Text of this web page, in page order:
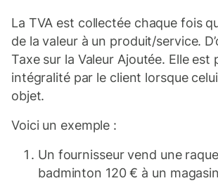
La TVA est collectée chaque fois
de la valeur à un produit/service.
Taxe sur la Valeur Ajoutée. Elle est
intégralité par le client lorsque
objet.
Voici un exemple :
Un fournisseur vend une
badminton 120 € à un